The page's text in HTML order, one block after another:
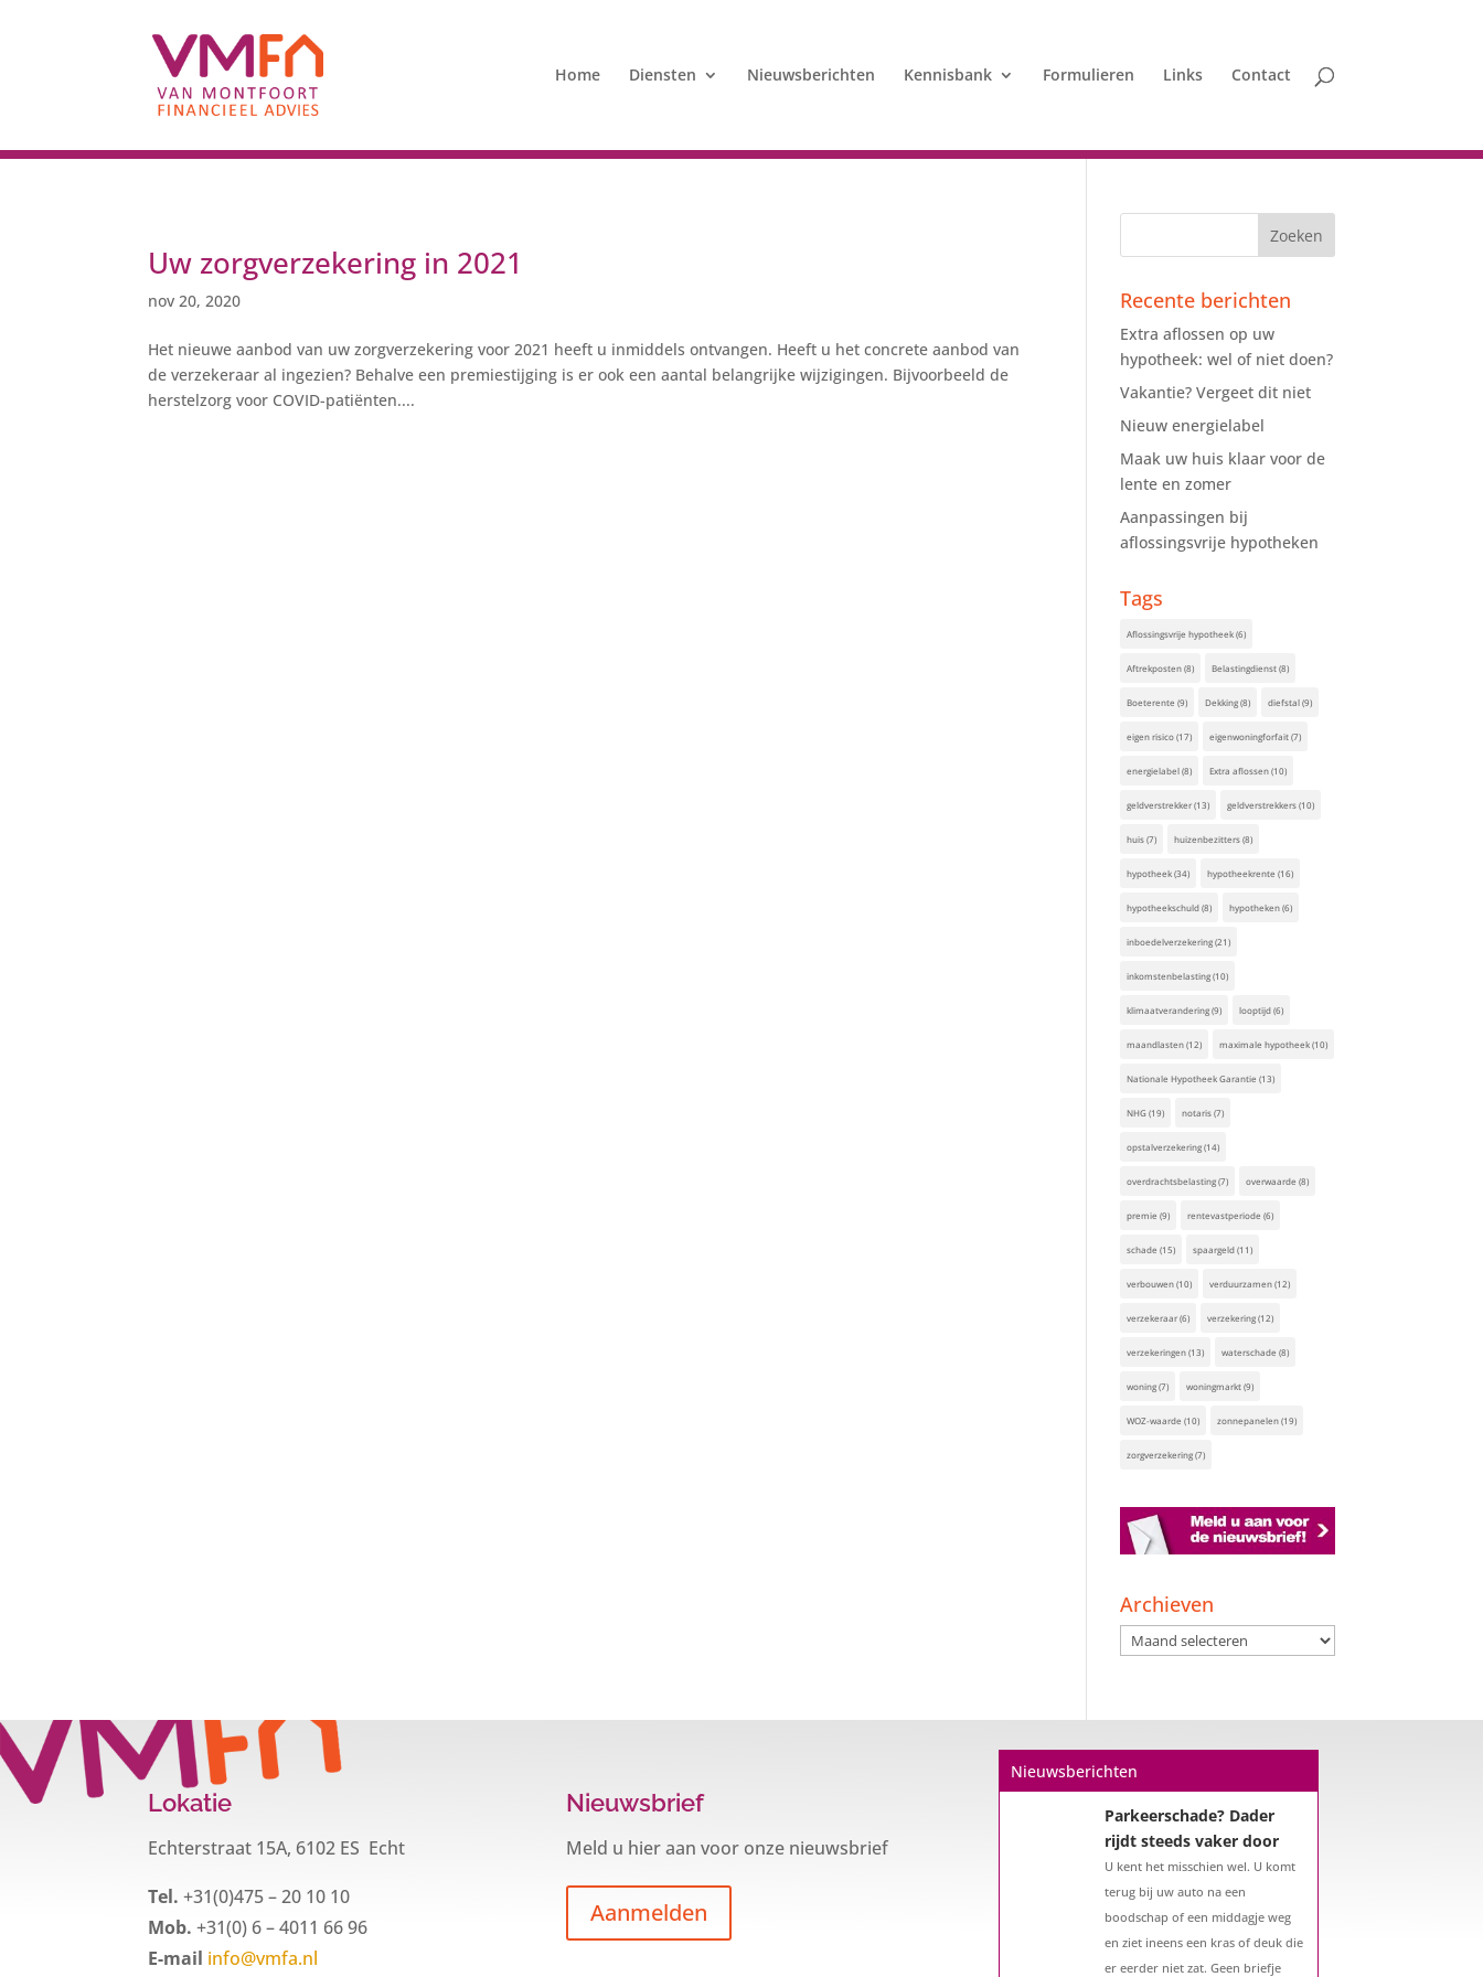
Home Diensten Nieuwsberichten Kennisbank Formulieren Links Contact
Uw zorgverzekering in 2021
nov 20, 2020
Het nieuwe aanbod van uw zorgverzekering voor 2021 heeft u inmiddels ontvangen. Heeft u het concrete aanbod van
de verzekeraar al ingezien? Behalve een premiestijging is er ook een aantal belangrijke wijzigingen. Bijvoorbeeld de
herstelzorg voor COVID-patiënten....
Recente berichten
Extra aflossen op uw
hypotheek: wel of niet doen?
Vakantie? Vergeet dit niet
Nieuw energielabel
Maak uw huis klaar voor de
lente en zomer
Aanpassingen bij
aflossingsvrije hypotheken
Tags
Aflossingsvrije hypotheek(6)
Aftrekposten(8) Belastingdienst(8)
Boeterente (9) Dekking(8) diefstal(9)
eigen risico(17) eigenwoningforfait(7)
energielabel(8) Extra aflossen(10)
geldverstrekker(13) geldverstrekkers(10)
huis(7) huizenbezitters(8)
hypotheek(34) hypotheekrente (16)
hypotheekschuld(8) hypotheken(6)
inboedelverzekering(21)
inkomstenbelasting(10)
klimaatverandering(9) looptijd(6)
maandlasten(12) maximale hypotheek(10)
Nationale Hypotheek Garantie (13)
NHG(19) notaris(7)
opstalverzekering(14)
overdrachtsbelasting(7) overwaarde (8)
premie (9) rentevastperiode (6)
schade (15) spaargeld(11)
verbouwen(10) verduurzamen(12)
verzekeraar(6) verzekering(12)
verzekeringen(13) waterschade (8)
woning(7) woningmarkt(9)
WOZ-waarde (10) zonnepanelen(19)
zorgverzekering(7)
Archieven
Archieven
Lokatie
Echterstraat 15A, 6102 ES Echt
Tel. +31(0)475 – 20 10 10
Mob. +31(0) 6 – 4011 66 96
E-mail info@vmfa.nl
Nieuwsbrief
Meld u hier aan voor onze nieuwsbrief
Aanmelden
Nieuwsberichten
Parkeerschade? Dader
rijdt steeds vaker door
U kent het misschien wel. U komt
terug bij uw auto na een
boodschap of een middagje weg
en ziet ineens een kras of deuk die
er eerder niet zat. Geen briefje